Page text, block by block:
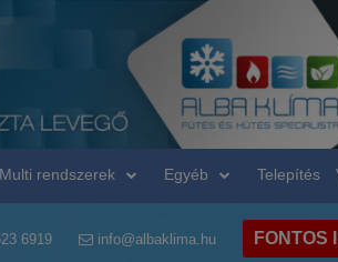
Multi rendszerek Egyéb Telepítés
6919 info@albaklima.hu FONTOS